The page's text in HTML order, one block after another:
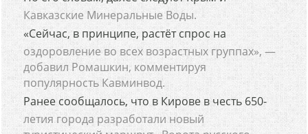
Кавказские Минеральные Воды.
«Сейчас, в принципе, растёт спрос на
оздоровление во всех возрастных группах», —
добавил Ромашкин, комментируя
популярность Кавминвод.
Ранее сообщалось, что в Кирове в честь 650-
летия города разработали новый